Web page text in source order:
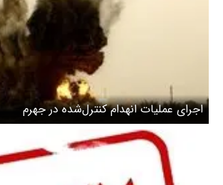
اجرای عملیات انهدام کنترل‌شده در جهرم